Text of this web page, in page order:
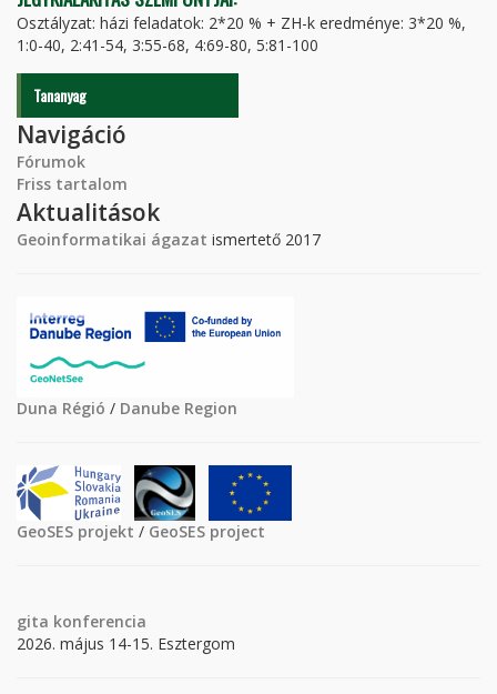
Osztályzat: házi feladatok: 2*20 % + ZH-k eredménye: 3*20 %,
1:0-40, 2:41-54, 3:55-68, 4:69-80, 5:81-100
Tananyag
Navigáció
Fórumok
Friss tartalom
Aktualitások
Geoinformatikai ágazat ismertető 2017
Duna Régió / Danube Region
GeoSES projekt / GeoSES project
gita konferencia
2026. május 14-15. Esztergom